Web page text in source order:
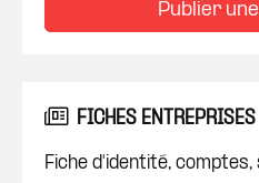
Publier
FICHES ENTREPRISES
Fiche d'identité,